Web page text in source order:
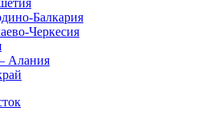
Балкария
Черкесия
Алания